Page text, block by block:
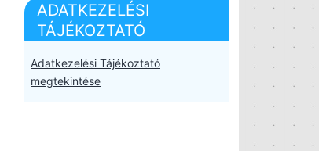
ADATKEZELÉSI
TÁJÉKOZTATÓ
Adatkezelési Tájékoztató
megtekintése